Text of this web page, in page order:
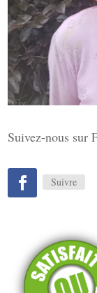
Suivez-nous sur
Suivre